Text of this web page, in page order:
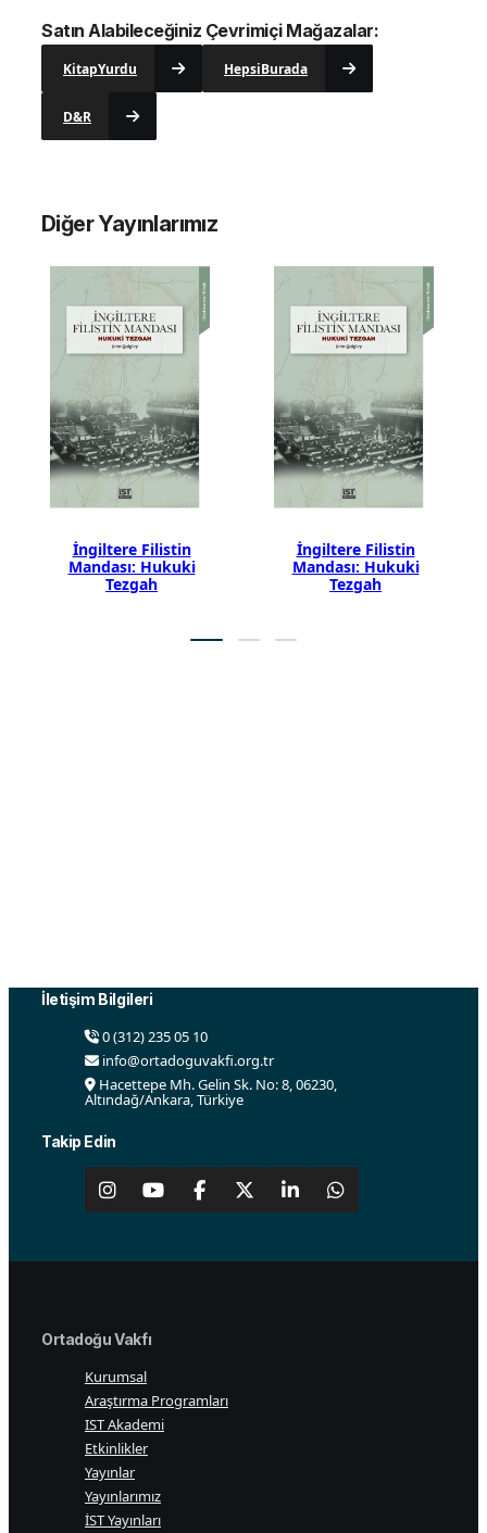
Satın Alabileceğiniz Çevrimiçi Mağazalar:
KitapYurdu HepsiBurada
D&R
Diğer Yayınlarımız
İngiltere Filistin
Mandası: Hukuki
Tezgah
İngiltere Filistin
Mandası: Hukuki
Tezgah
İletişim Bilgileri
0 (312) 235 05 10
info@ortadoguvakfi.org.tr
Hacettepe Mh. Gelin Sk. No: 8, 06230,
Altındağ/Ankara, Türkiye
Takip Edin
Ortadoğu Vakfı
Kurumsal
Araştırma Programları
IST Akademi
Etkinlikler
Yayınlar
Yayınlarımız
İST Yayınları